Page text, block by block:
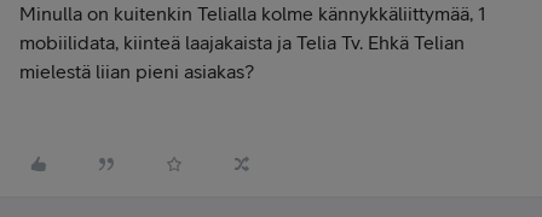
Minulla on kuitenkin Telialla kolme kännykkäliittymää, 1
mobiilidata, kiinteä laajakaista ja Telia Tv. Ehkä Telian
mielestä liian pieni asiakas?